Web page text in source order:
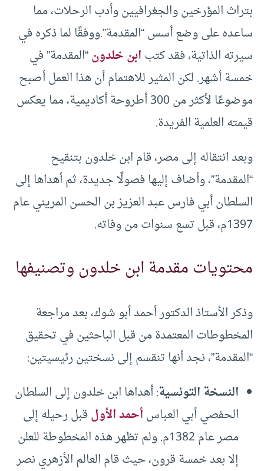
بتراث المؤرخين والجغرافيين وأدب الرحلات، مما
ساعده على وضع أسس “المقدمة”.ووفقًا لما ذكره في
سيرته الذاتية، فقد كتبابن خلدون“المقدمة” في
خمسة أشهر. لكن المثير للاهتمام أن هذا العمل أصبح
موضوعًا لأكثر من 300 أطروحة أكاديمية، مما يعكس
قيمته العلمية الفريدة.
وبعد انتقاله إلى مصر، قام ابن خلدون بتنقيح
“المقدمة”، وأضاف إليها فصولًا جديدة، ثم أهداها إلى
السلطان أبي فارس عبد العزيز بن الحسن المريني عام
1397م، قبل تسع سنوات من وفاته.
محتويات مقدمة ابن خلدون وتصنيفها
وذكر الأستاذ الدكتور أحمد أبو شوك، بعد مراجعة
المخطوطات المعتمدة من قبل الباحثين في تحقيق
“المقدمة”، نجد أنها تنقسم إلى نسختين رئيسيتين:
النسخة التونسية: أهداها ابن خلدون إلى السلطان
الحفصي أبي العباسأحمد الأولقبل رحيله إلى
مصر عام 1382م. ولم تظهر هذه المخطوطة للعلن
إلا بعد خمسة قرون، حيث قام العالم الأزهري نصر